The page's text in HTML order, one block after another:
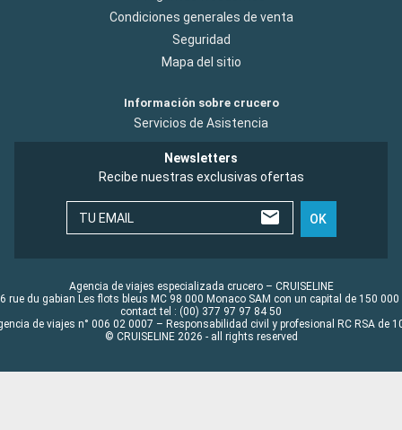
Condiciones generales de venta
Seguridad
Mapa del sitio
Información sobre crucero
Servicios de Asistencia
Newsletters
Recibe nuestras exclusivas ofertas
TU EMAIL OK
Agencia de viajes especializada crucero – CRUISELINE
rue du gabian Les flots bleus MC 98 000 Monaco SAM con un capital de 150 000
contact tel : (00) 377 97 97 84 50
de viajes n° 006 02 0007 – Responsabilidad civil y profesional RC RSA de
© CRUISELINE 2026 - all rights reserved